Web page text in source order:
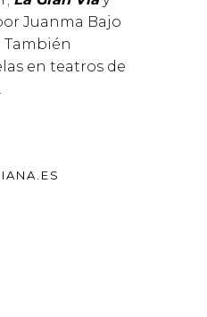
Juanma Bajo
También
en teatros de